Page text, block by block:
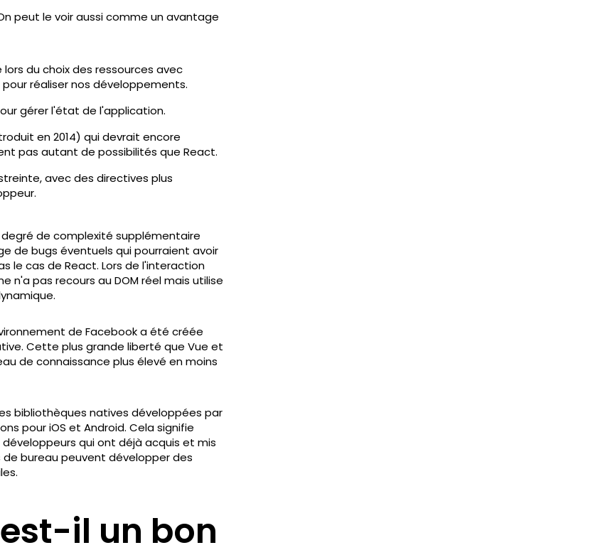
peut le voir aussi comme un avantage
du choix des ressources avec
réaliser nos développements.
gérer l'état de l'application.
en 2014) qui devrait encore
pas autant de possibilités que React.
avec des directives plus
degré de complexité supplémentaire
de bugs éventuels qui pourraient avoir
le cas de React. Lors de l'interaction
n'a pas recours au DOM réel mais utilise
de Facebook a été créée
Cette plus grande liberté que Vue et
de connaissance plus élevé en moins
bibliothèques natives développées par
pour iOS et Android. Cela signifie
qui ont déjà acquis et mis
bureau peuvent développer des
il un bon